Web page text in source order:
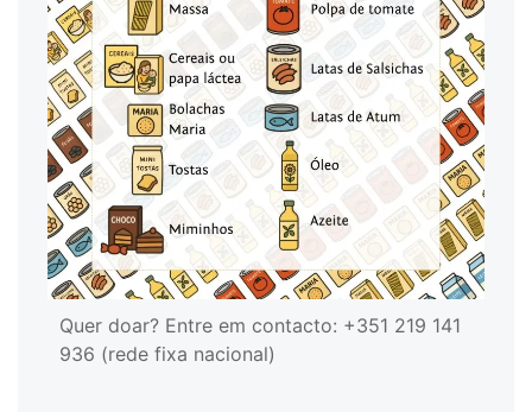
Quer doar? Entre em contacto: +351 219 141
936 (rede fixa nacional)